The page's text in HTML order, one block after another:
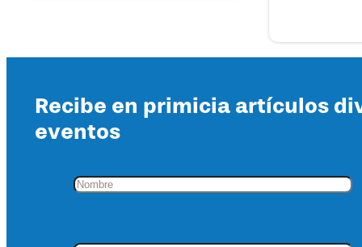
Recibe en primicia artículos
eventos